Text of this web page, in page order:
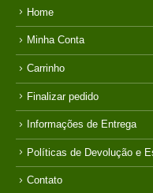
Home
Minha Conta
Carrinho
Finalizar pedido
Informações de Entrega
Políticas de Devolução e
Contato